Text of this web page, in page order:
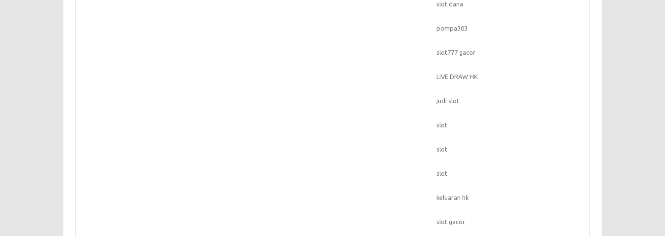
slot dana
pompa303
slot777 gacor
LIVE DRAW HK
judi slot
slot
slot
slot
keluaran hk
slot gacor